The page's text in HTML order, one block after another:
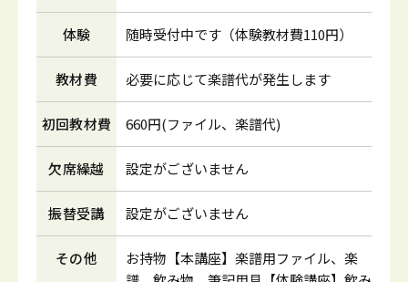
体験 随時受付中です（体験教材費110円）
教材費 必要に応じて楽譜代が発生します
初回教材費 660円(ファイル、楽譜代)
欠席繰越 設定がございません
振替受講 設定がございません
その他
お持物【本講座】楽譜用ファイル、楽